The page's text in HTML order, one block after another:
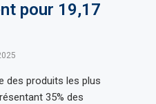
pour 19,17
des produits les plus
35% des